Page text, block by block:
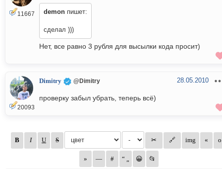
11667 demon пишет:
сделал )))
Нет, все равно 3 рубля для высылки кода просит)
20093
Dimitry @Dimitry 28.05.2010
проверку забыл убрать, теперь всё)